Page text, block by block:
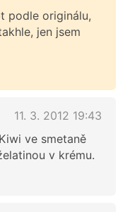
podle originálu,
jen jsem
11. 3. 2012 19:43
ve smetaně
v krému.